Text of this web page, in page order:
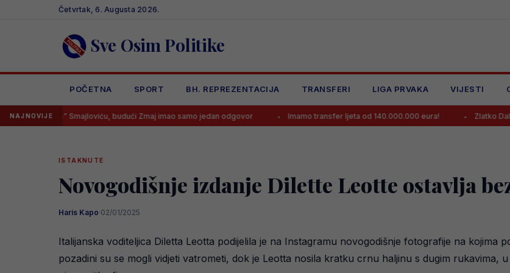
Četvrtak, 6. Augusta 2026.
Sve Osim Politike
POČETNA SPORT BH. REPREZENTACIJA TRANSFERI LIGA PRVAKA VIJESTI
NAJNOVIJE
Smajloviću, budući Zmaj imao samo jedan odgovor Imamo transfer ljeta od 140.000.000 eura! Zlatko Dalić ima novi
ISTAKNUTE
Novogodišnje izdanje Dilette Leotte ostavlja
Haris Kapo·02/01/2025
Italijanska voditeljica Diletta Leotta podijelila je na Instagramu novogodišnje fotografije na kojima
pozadini su se mogli vidjeti vatrometi, dok je Leotta nosila kratku crnu haljinu s dugim rukavima,